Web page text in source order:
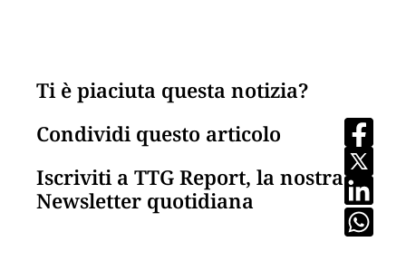
Ti è piaciuta questa notizia?
Condividi questo articolo
Iscriviti a TTG Report, la nostra
Newsletter quotidiana